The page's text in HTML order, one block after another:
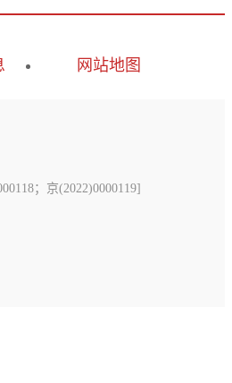
网站地图
；京(2022)0000119]